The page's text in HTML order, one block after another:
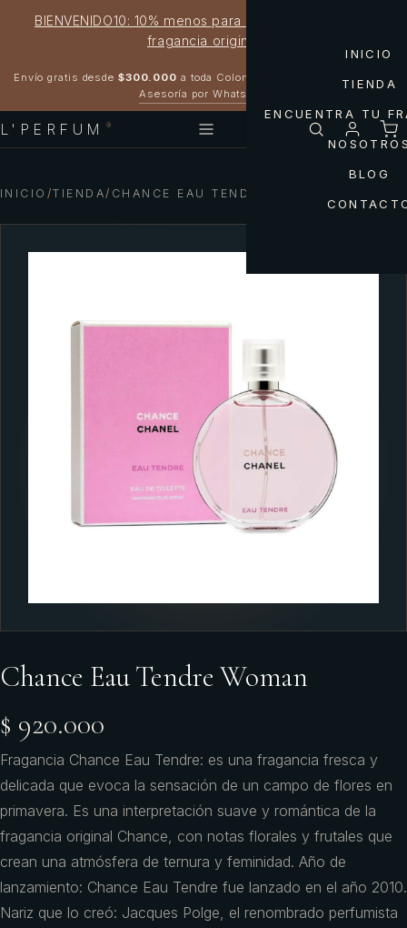
BIENVENIDO10: 10% menos para estrenar tu próxima
fragancia original
Envío gratis desde $300.000 a toda Colombia
Asesoría por WhatsApp
L'PERFUM ®
INICIO
TIENDA
ENCUENTRA TU
BLOG
INICIO /TIENDA/ CHANCE EAU TENDRE WOMAN
Chance Eau Tendre Woman
$ 920.000
Fragancia Chance Eau Tendre: es una fragancia fresca y
delicada que evoca la sensación de un campo de flores en
primavera. Es una interpretación suave y romántica de la
fragancia original Chance, con notas florales y frutales que
crean una atmósfera de ternura y feminidad. Año de
lanzamiento: Chance Eau Tendre fue lanzado en el año 2010.
Nariz que lo creó: Jacques Polge, el renombrado perfumista